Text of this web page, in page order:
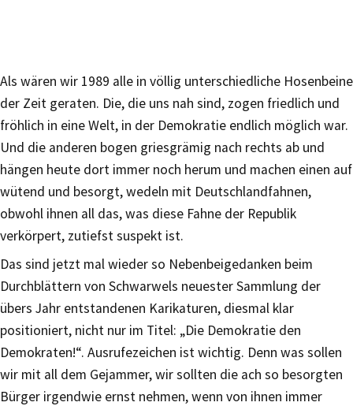
Als wären wir 1989 alle in völlig unterschiedliche Hosenbeine
der Zeit geraten. Die, die uns nah sind, zogen friedlich und
fröhlich in eine Welt, in der Demokratie endlich möglich war.
Und die anderen bogen griesgrämig nach rechts ab und
hängen heute dort immer noch herum und machen einen auf
wütend und besorgt, wedeln mit Deutschlandfahnen,
obwohl ihnen all das, was diese Fahne der Republik
verkörpert, zutiefst suspekt ist.
Das sind jetzt mal wieder so Nebenbeigedanken beim
Durchblättern von Schwarwels neuester Sammlung der
übers Jahr entstandenen Karikaturen, diesmal klar
positioniert, nicht nur im Titel: „Die Demokratie den
Demokraten!“. Ausrufezeichen ist wichtig. Denn was sollen
wir mit all dem Gejammer, wir sollten die ach so besorgten
Bürger irgendwie ernst nehmen, wenn von ihnen immer